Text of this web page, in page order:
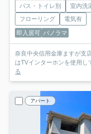
バス・トイレ別 室内洗
フローリング
電気有
即入居可 パノラマ
奈良中央信用金庫ますが支
はTVインターホンを使用し
る
アパート